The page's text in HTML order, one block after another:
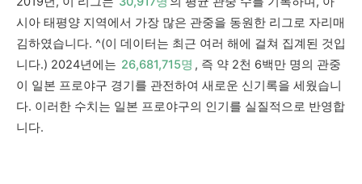
시아 태평양 지역에서 가장 많은 관중을 동원한 리그로 자리매
김하였습니다. ^(이 데이터는 최근 여러 해에 걸쳐 집계된 것입
니다.) 2024년에는 26,681,715명 , 즉 약 2천 6백만 명의 관중
이 일본 프로야구 경기를 관전하여 새로운 신기록을 세웠습니
다. 이러한 수치는 일본 프로야구의 인기를 실질적으로 반영합
니다.